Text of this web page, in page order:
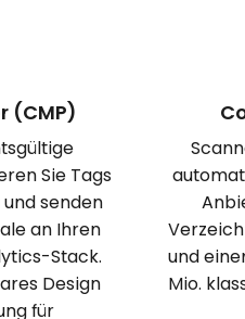
(CMP)
Sie Tags
senden
an Ihren
Stack.
Design
für
und
Mio.